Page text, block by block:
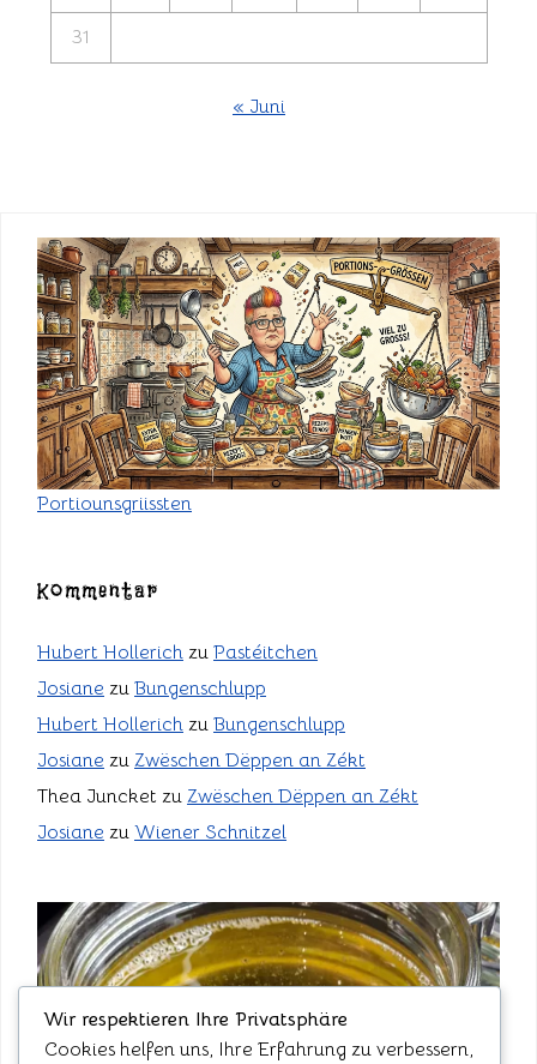
31
« Juni
Portiounsgriissten
Kommentar
Hubert Hollerich zu Pastéitchen
Josiane zu Bungenschlupp
Hubert Hollerich zu Bungenschlupp
Josiane zu Zwëschen Dëppen an Zékt
Thea Juncket zu Zwëschen Dëppen an Zékt
Josiane zu Wiener Schnitzel
Wir respektieren Ihre Privatsphäre
Cookies helfen uns, Ihre Erfahrung zu verbessern,